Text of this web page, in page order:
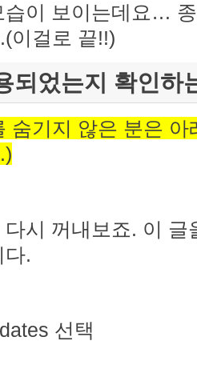
습이 보이는데요…
이걸로 끝!!)
되었는지 확인하
숨기지 않은 분은
시 꺼내보죠. 이 글
다.
선택